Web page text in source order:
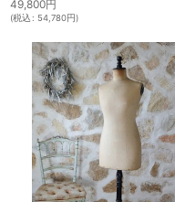
49,800円
(税込: 54,780円)